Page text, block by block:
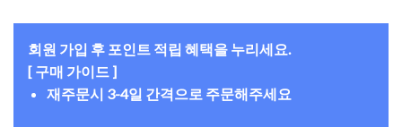
회원 가입 후 포인트 적립 혜택을 누리세요.
[ 구매 가이드 ]
재주문시 3-4일 간격으로 주문해주세요